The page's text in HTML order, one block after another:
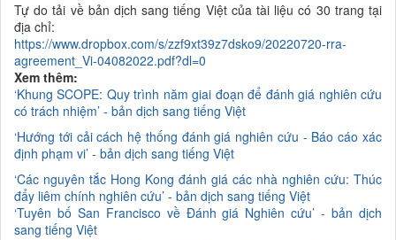
Tự do tải về bản dịch sang tiếng Việt của tài liệu có 30 trang tại
địa chỉ:
https://www.dropbox.com/s/zzf9xt39z7dsko9/20220720-rra-
agreement_Vi-04082022.pdf?dl=0
Xem thêm:
‘Khung SCOPE: Quy trình năm giai đoạn để đánh giá nghiên cứu
có trách nhiệm’ - bản dịch sang tiếng Việt
‘Hướng tới cải cách hệ thống đánh giá nghiên cứu - Báo cáo xác
định phạm vi’ - bản dịch sang tiếng Việt
‘Các nguyên tắc Hong Kong đánh giá các nhà nghiên cứu: Thúc
đẩy liêm chính nghiên cứu’ - bản dịch sang tiếng Việt
‘Tuyên bố San Francisco về Đánh giá Nghiên cứu’ - bản dịch
sang tiếng Việt